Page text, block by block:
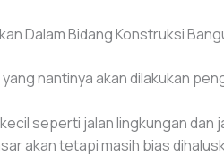
Dalam Bidang Konstruksi
nantinya akan dilakukan
seperti jalan lingkungan
akan tetapi masih bias